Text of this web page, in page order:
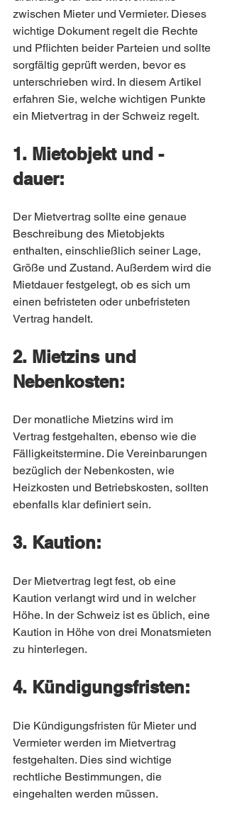
zwischen Mieter und Vermieter. Dieses
wichtige Dokument regelt die Rechte
und Pflichten beider Parteien und sollte
sorgfältig geprüft werden, bevor es
unterschrieben wird. In diesem Artikel
erfahren Sie, welche wichtigen Punkte
ein Mietvertrag in der Schweiz regelt.
1. Mietobjekt und -
dauer:
Der Mietvertrag sollte eine genaue
Beschreibung des Mietobjekts
enthalten, einschließlich seiner Lage,
Größe und Zustand. Außerdem wird die
Mietdauer festgelegt, ob es sich um
einen befristeten oder unbefristeten
Vertrag handelt.
2. Mietzins und
Nebenkosten:
Der monatliche Mietzins wird im
Vertrag festgehalten, ebenso wie die
Fälligkeitstermine. Die Vereinbarungen
bezüglich der Nebenkosten, wie
Heizkosten und Betriebskosten, sollten
ebenfalls klar definiert sein.
3. Kaution:
Der Mietvertrag legt fest, ob eine
Kaution verlangt wird und in welcher
Höhe. In der Schweiz ist es üblich, eine
Kaution in Höhe von drei Monatsmieten
zu hinterlegen.
4. Kündigungsfristen:
Die Kündigungsfristen für Mieter und
Vermieter werden im Mietvertrag
festgehalten. Dies sind wichtige
rechtliche Bestimmungen, die
eingehalten werden müssen.